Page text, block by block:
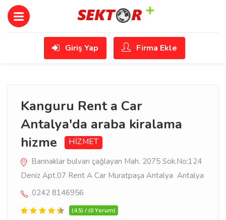
Giriş Yap Firma Ekle
Kanguru Rent a Car
Antalya'da araba kiralama
hizme
HİZMET
Barınaklar bulvarı çağlayan Mah. 2075 Sok.No:124
Deniz Apt.07 Rent A Car Muratpaşa Antalya Antalya
0242 8146956
(4.5) / (0 Yorum)